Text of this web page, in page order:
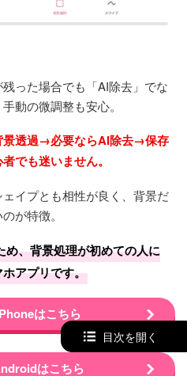
った場合でも「AI除去」でな
動の微調整も安心。
透過→必要ならAI除去→保存
でも迷いません。
イプとも相性が良く、背景だ
が特徴。
、背景処理が初めての人に
アプリです。
はこちら
はこちら
目次を開く